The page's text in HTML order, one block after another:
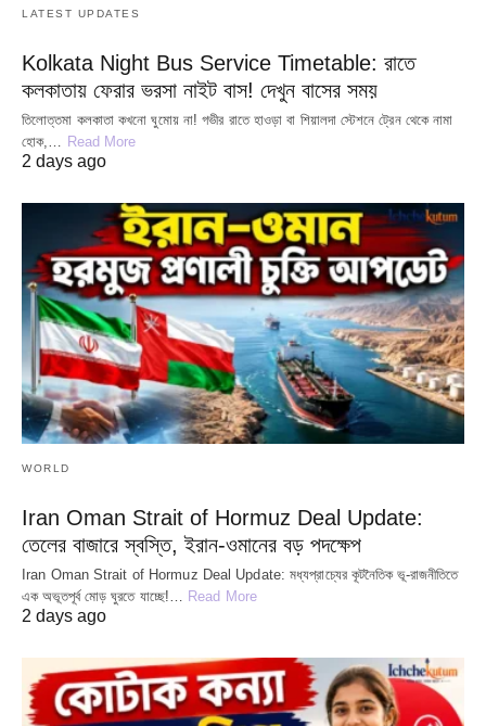
LATEST UPDATES
Kolkata Night Bus Service Timetable: রাতে
কলকাতায় ফেরার ভরসা নাইট বাস! দেখুন বাসের সময়
তিলোত্তমা কলকাতা কখনো ঘুমোয় না! গভীর রাতে হাওড়া বা শিয়ালদা স্টেশনে ট্রেন থেকে নামা
হোক,… Read More
2 days ago
WORLD
Iran Oman Strait of Hormuz Deal Update:
তেলের বাজারে স্বস্তি, ইরান-ওমানের বড় পদক্ষেপ
Iran Oman Strait of Hormuz Deal Update: মধ্যপ্রাচ্যের কূটনৈতিক ভূ-রাজনীতিতে
এক অভূতপূর্ব মোড় ঘুরতে যাচ্ছে!…
Read More
2 days ago